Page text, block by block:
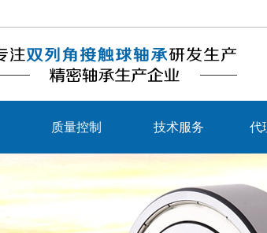
质量控制 技术服务 代